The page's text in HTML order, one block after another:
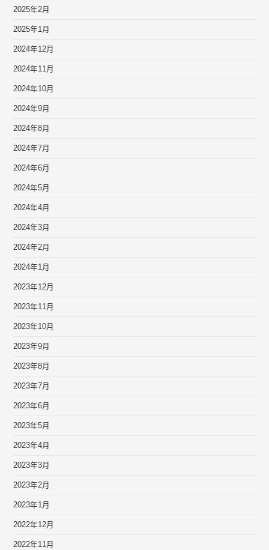
2025年2月
2025年1月
2024年12月
2024年11月
2024年10月
2024年9月
2024年8月
2024年7月
2024年6月
2024年5月
2024年4月
2024年3月
2024年2月
2024年1月
2023年12月
2023年11月
2023年10月
2023年9月
2023年8月
2023年7月
2023年6月
2023年5月
2023年4月
2023年3月
2023年2月
2023年1月
2022年12月
2022年11月